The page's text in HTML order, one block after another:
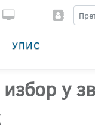
УПИС
у